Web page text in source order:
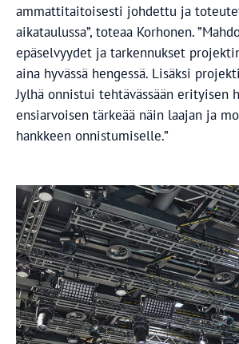
ammattitaitoisesti johdettu ja
aikataulussa”, toteaa Korhonen.
epäselvyydet ja tarkennukset
aina hyvässä hengessä. Lisäksi
Jylhä onnistui tehtävässään erityisen
ensiarvoisen tärkeää näin laajan ja
hankkeen onnistumiselle.”